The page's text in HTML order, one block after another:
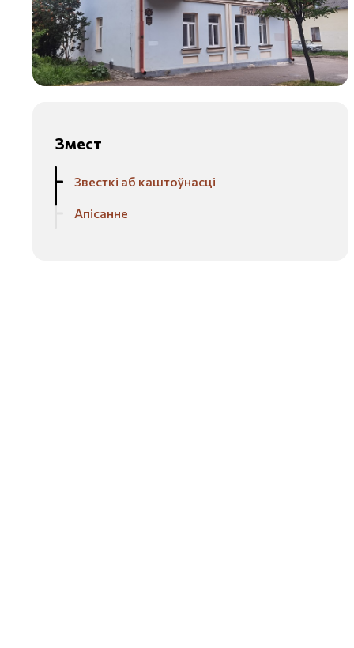
Змест
Звесткі аб каштоўнасці
Апісанне